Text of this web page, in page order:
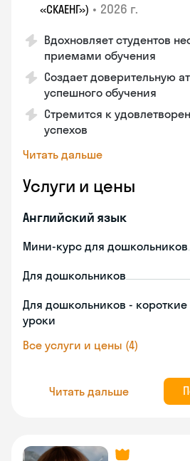
«СКАЕНГ») • 2026 г.
Вдохновляет студентов
приемами обучения
Создает доверительную
успешного обучения
Стремится к
успехов
Читать дальше
Услуги и цены
Английский язык
Мини-курс для дошкольников
Для дошкольников
Для дошкольников - короткие
уроки
Все услуги и цены (4)
Читать дальше